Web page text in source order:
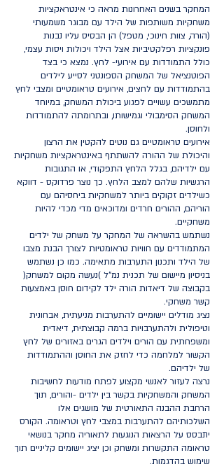
המחקר בשנים האחרונות מראה כי אינטראקציות
משחקיות משותפות של הילד עם מבוגר משמעותי
(הורה, צוות חינוכי, מטפל) הן הבסיס עליו נבנות
פונקציות רפלקטיביות אצל הילד ויכולות ויסות עצמי,
כולל התמודדות עם אירועי- לחץ. נמצא כי בצד
הפוטנציאל של המשחק הספונטני לסייע לילדים
בהתמודדות עם לחצים, אירועים טראומטיים ומצבי לחץ
מתמשכים עשויים לפגוע ביכולת המשחק, במיוחד
המשחק הסימבולי וגמישותו, ובתרומתה להתמודדות
ולחוסן.
אירועים טראומטיים גם נוטים להקטין את הרצון
והיכולת של ההורה להשתתף באינטראקציות משחקיות
עם ילדיהם, בגלל הלחץ התפקודי, או התגובות
הרגשיות שלהם למצב הלחץ. כך נוצר פרדוקס - דווקא
כשילדים זקוקים ביותר למשחקיות ביחסיהם עם
הוריהם, ההורים חרדים ומדוכאים מדי מכדי להיות
משחקיים.
נשתמש בהשראה של המחקר על משחק של ילדים
המתמודדים עם חוויות טראומטיות לצורך הבנת מצבו
של הילד ותכנון התערבות מתאימה. כמו כן נשתמש
בניסיון מיישום של תכנית נמ"ל )נעשה מקום למשחק(
בקבוצה של דיאדות הורה ילד לקידום חוסן באמצעות
קשר משחקי.
נציג מודלים יישומיים להתערבות מניעתית, אבחונית
וטיפולית ולהתערבויות ברמה קבוצתית, דיאדית
ומשפחתית עם הורים וילדים הגרים באזורים של לחץ
הקשור למלחמה כדי לחזק את החוסן וההתמודדות
של ילדיהם.
נרצה לעזור לאנשי מקצוע לפתח מודעות לחשיבות
המשחק והמשחקיות בקשר בין ילדים -והורים, תוך
הרחבת ההבנה התאורטית של מושגים אלו
השלכותיהם להתערבות במצבי לחץ וטראומה. הקורס
יתבסס על הרצאות הנוגעות לתאוריה מחקר בנושאי
טראומה התקשרות ומשחק וכן יציג יישומים קליניים תוך
שימוש בהדגמות.